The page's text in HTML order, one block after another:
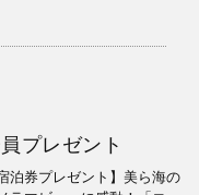
プレゼント
宿泊券プレゼント】美ら海の